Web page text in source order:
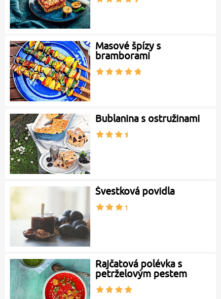
Masové špízy s
bramborami
Bublanina s ostružinami
Švestková povidla
Rajčatová polévka s
petrželovým pestem